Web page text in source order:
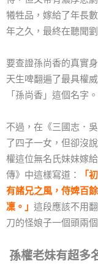
犧牲品，嫁給了年長
年之久，最終在聽聞
要查證孫尚香的真實
天生啤翻遍了最具權
「孫尚香」這個名字。
不過，在《三國志．
了四子一女，但卻沒
權這位無名氏妹妹嫁
傳》中這樣寫道：
「
有諸兄之風，侍婢百
凜。」 這段應該不用
刀的怪娘子一個頭兩
孫權老妹有超多